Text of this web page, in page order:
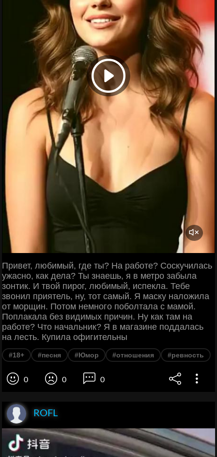
Привет, любимый, где ты? На работе? Соскучилась
ужасно, как дела? Ты знаешь, я в метро забыла
зонтик. И твой пирог, любимый, испекла. Тебе
звонил приятель, ну, тот самый. Я маску наложила
от морщин. Потом немного поболтала с мамой.
Поплакала без видимых причин. Ну как там на
работе? Что начальник? Я в магазине поддалась
на лесть. Купила офигительны
#18+ #песня #Юмор #отношения #ревность
0 0 0
ROFL